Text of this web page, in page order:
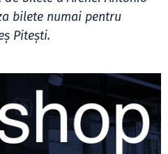
bilete numai pentru
Pitești.